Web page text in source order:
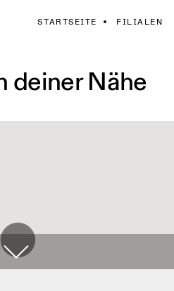
STARTSEITE FILIALEN
deiner Nähe